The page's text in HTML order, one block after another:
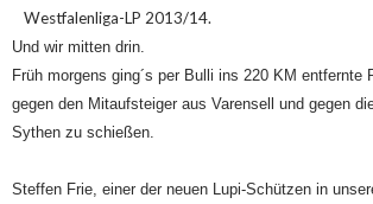
Westfalenliga-LP 2013/14.
Und wir mitten drin.
Früh morgens ging´s per Bulli ins 220 KM entfernte
gegen den Mitaufsteiger aus Varensell und gegen
Sythen zu schießen.
Steffen Frie, einer der neuen Lupi-Schützen in